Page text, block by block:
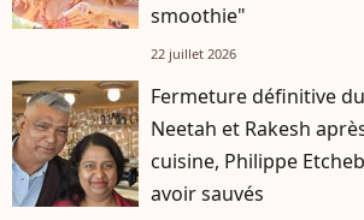
smoothie"
22 juillet 2026
Fermeture définitive
Neetah et Rakesh
cuisine, Philippe
avoir sauvés